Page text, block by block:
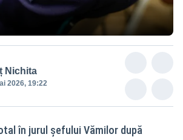
Nichita
2026, 19:22
în jurul șefului Vămilor după